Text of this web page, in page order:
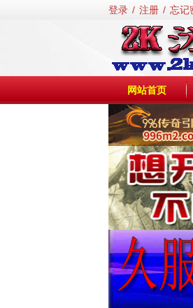
登录 / 注册 / 忘记
网站首页